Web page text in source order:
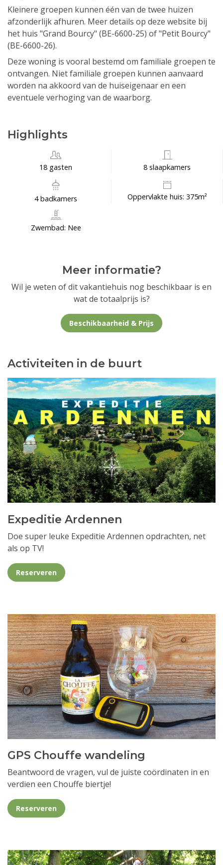
Kleinere groepen kunnen één van de twee huizen
afzonderlijk afhuren. Meer details op deze website bij
het huis "Grand Bourcy" (BE-6600-25) of "Petit Bourcy"
(BE-6600-26).
Deze woning is vooral bestemd om familiale groepen te
ontvangen. Niet familiale groepen kunnen aanvaard
worden na akkoord van de huiseigenaar en een
eventuele verhoging van de waarborg.
Highlights
18 gasten 8 slaapkamers
4 badkamers Oppervlakte huis: 375m²
Zwembad: Nee
Meer informatie?
Wil je weten of dit vakantiehuis nog beschikbaar is en
wat de totaalprijs is?
Beschikbaarheid & Prijs
Activiteiten in de buurt
Expeditie Ardennen
Doe super leuke Expeditie Ardennen opdrachten, net
als op TV!
Reserveren
GPS Chouffe wandeling
Beantwoord de vragen, vul de juiste coördinaten in en
verdien een Chouffe biertje!
Reserveren